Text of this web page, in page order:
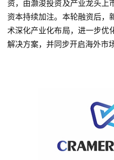
资，由灏浚投资及产业龙头上
资本持续加注。本轮融资后，
术深化产业化布局，进一步优
解决方案，并同步开启海外市